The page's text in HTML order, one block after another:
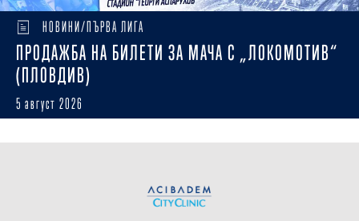
НОВИНИ/ПЪРВА ЛИГА
ПРОДАЖБА НА БИЛЕТИ ЗА МАЧА С „ЛОКОМОТИВ“
(ПЛОВДИВ)
5 август 2026